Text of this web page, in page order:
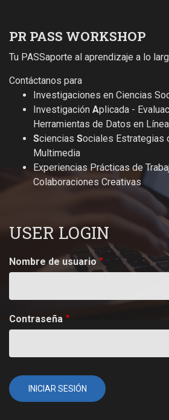
PR PASS WORKSHOP
Tu PASSaporte al aprendizaje a lo
Contáctanos para
Investigaciones en Ciencias
Investigación Aplicada -
Herramientas de Datos en
Sciencias Sociales Estrategias
Multimedia
Experiencias Prácticas de
Colaboraciones Creativas
USER LOGIN
Nombre de usuario
Contraseña